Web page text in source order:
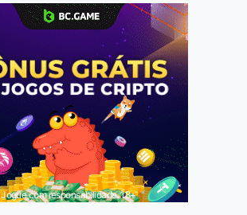
Jogue com responsabilidade. 18+